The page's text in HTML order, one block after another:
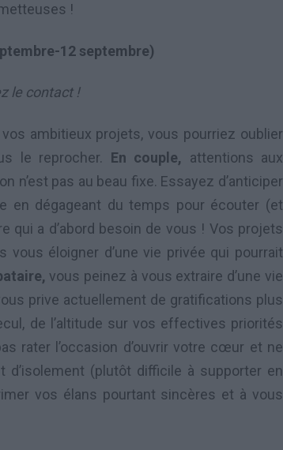
!
12 septembre)
le contact !
ambitieux projets, vous pourriez oublier
le reprocher. En couple, attentions aux
n’est pas au beau fixe. Essayez d’anticiper
en dégageant du temps pour écouter (et
qui a d’abord besoin de vous ! Vos projets
éloigner d’une vie privée qui pourrait
vous peinez à vous extraire d’une vie
prive actuellement de gratifications plus
de l’altitude sur vos effectives priorités
rater l’occasion d’ouvrir votre cœur et ne
d’isolement (plutôt difficile à supporter en
vos élans pourtant sincères et à vous